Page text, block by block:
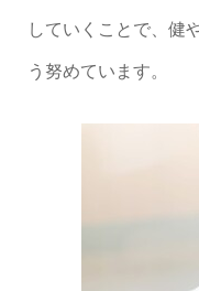
していくことで、健
う努めています。